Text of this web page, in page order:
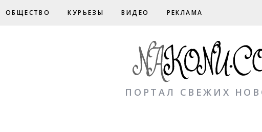
ОБЩЕСТВО КУРЬЕЗЫ ВИДЕО РЕКЛАМА
ПОРТАЛ СВЕЖИХ